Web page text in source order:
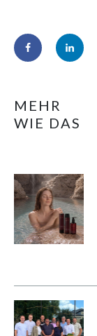
MEHR
WIE DAS